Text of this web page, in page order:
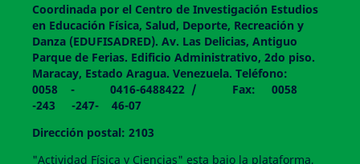
Coordinada por el Centro de Investigación Estudios
en Educación Física, Salud, Deporte, Recreación y
Danza (EDUFISADRED). Av. Las Delicias, Antiguo
Parque de Ferias. Edificio Administrativo, 2do piso.
Maracay, Estado Aragua. Venezuela. Teléfono:
0058 - 0416-6488422 / Fax: 0058
-243 -247- 46-07
Dirección postal: 2103
"Actividad Física y Ciencias" esta bajo la plataforma,